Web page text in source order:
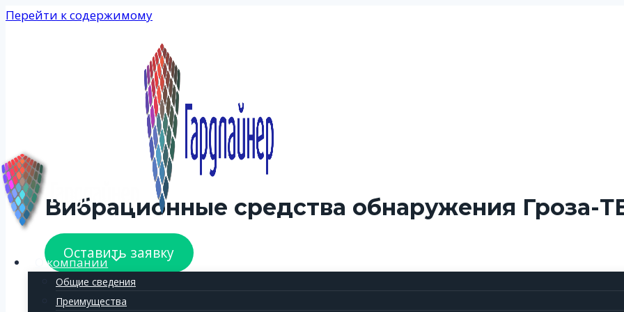
Перейти к содержимому
О компании
Общие сведения
Преимущества
Вибрационные средства обнаружения Гроза-
Оставить заявку